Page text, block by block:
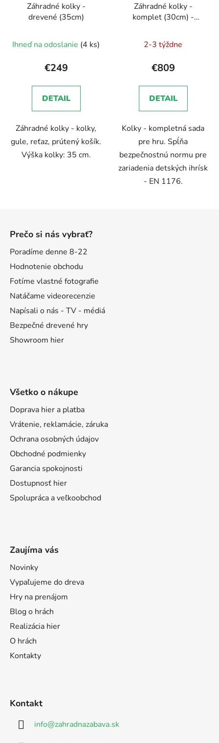
Záhradné kolky -
drevené (35cm)
hodnotenie
produktu
5,0
z
hviezdičiek.
Ihneď na odoslanie (4 ks)
€249
DETAIL
Záhradné kolky - kolky,
gule, reťaz, prútený košík.
Výška kolky: 35 cm.
Záhradné kolky -
komplet (30cm) -
2-3 týždne
€809
DETAIL
Kolky - kompletná sada
pre hru. Spĺňa
bezpečnostnú normu pre
zariadenia detských ihrísk
- EN 1176.
Prečo si nás vybrať?
Poradíme denne 8-22
Hodnotenie obchodu
Fotíme vlastné fotografie
Natáčame videorecenzie
Napísali o nás - TV - médiá
Bezpečné drevené hry
Showroom hier
Všetko o nákupe
Doprava hier a platba
Vrátenie, reklamácie, záruka
Ochrana osobných údajov
Obchodné podmienky
Garancia spokojnosti
Dostupnosť hier
Spolupráca a veľkoobchod
Zaujíma vás
Novinky
Vypaľujeme do dreva
Hry na prenájom
Blog o hrách
Realizácia hier
O hrách
Kontakty
Kontakt
info@zahradnazabava.sk